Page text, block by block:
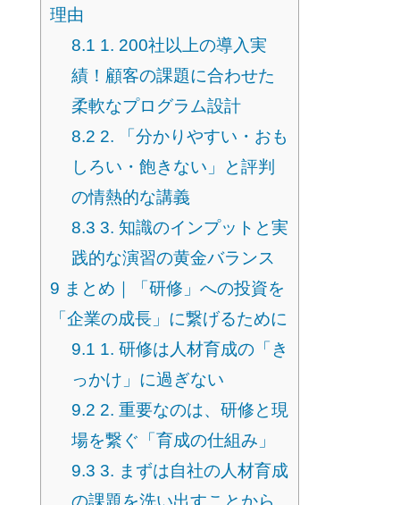
理由
8.1 1. 200社以上の導入実
績！顧客の課題に合わせた
柔軟なプログラム設計
8.2 2. 「分かりやすい・おも
しろい・飽きない」と評判
の情熱的な講義
8.3 3. 知識のインプットと実
践的な演習の黄金バランス
9 まとめ｜「研修」への投資を
「企業の成長」に繋げるために
9.1 1. 研修は人材育成の「き
っかけ」に過ぎない
9.2 2. 重要なのは、研修と現
場を繋ぐ「育成の仕組み」
9.3 3. まずは自社の人材育成